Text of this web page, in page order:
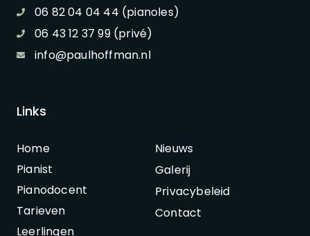
06 82 04 04 44 (pianoles)
06 43 12 37 99 (privé)
info@paulhoffman.nl
Links
Home
Pianist
Pianodocent
Tarieven
Leerlingen
Nieuws
Galerij
Privacybeleid
Contact